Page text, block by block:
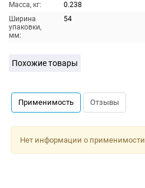
Масса, кг:
0.238
Ширина
упаковки,
мм:
54
Похожие товары
Применимость Отзывы
Нет информации о применимости